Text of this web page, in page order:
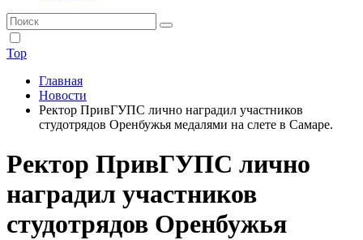
Top
Главная
Новости
Ректор ПривГУПС лично наградил участников
студотрядов Оренбужья медалями на слете в Самаре.
Ректор ПривГУПС лично
наградил участников
студотрядов Оренбужья